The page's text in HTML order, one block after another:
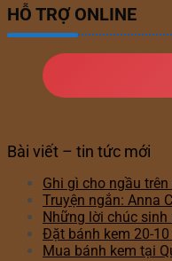
HỖ TRỢ ONLINE
Bài viết – tin tức mới
Ghi gì cho ngầu
Truyện ngắn: Anna
Những lời chúc
Đặt bánh kem 20-
Mua bánh kem tại